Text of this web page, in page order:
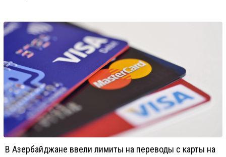
В Азербайджане ввели лимиты на переводы с карты на